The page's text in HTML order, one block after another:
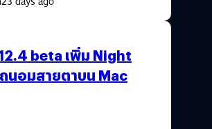
beta เพิ่ม Night
นอมสายตาบน Mac